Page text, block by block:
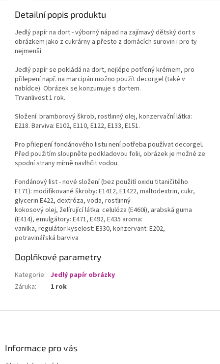
Detailní popis produktu
Jedlý papír na dort - výborný nápad na zajímavý dětský dort s
obrázkem jako z cukrárny a přesto z domácích surovin i pro ty
nejmenší.
Jedlý papír se pokládá na dort, nejlépe potřený krémem, pro
přilepení např. na marcipán možno použít decorgel (také v
nabídce). Obrázek se konzumuje s dortem.
Trvanlivost 1 rok.
Složení: bramborový škrob, rostlinný olej, konzervační látka:
E218. Barviva: E102, E110, E122, E133, E151.
Pro přilepení fondánového listu není potřeba používat decorgel.
Před použitím sloupněte podkladovou folii, obrázek je možné ze
spodní strany mírně navlhčit vodou.
Fondánový list - nové složení (bez použití oxidu titaničitého
E171): modifikované škroby: E1412, E1422, maltodextrin, cukr,
glycerin E422, dextróza, voda, rostlinný
kokosový olej, želírující látka: celulóza (E460i), arabská guma
(E414), emulgátory: E471, E492, E435 aroma:
vanilka, regulátor kyselost: E330, konzervant: E202,
potravinářská barviva
Doplňkové parametry
Kategorie: Jedlý papír obrázky
Záruka: 1 rok
Informace pro vás